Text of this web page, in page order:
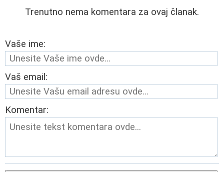
Trenutno nema komentara za ovaj članak.
Vaše ime:
Vaš email:
Komentar: